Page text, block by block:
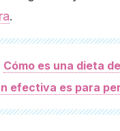
.
Cómo es una dieta
efectiva es para